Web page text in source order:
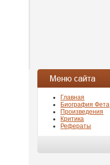
Главная
Биография Фета
Произведения
Критика
Рефераты